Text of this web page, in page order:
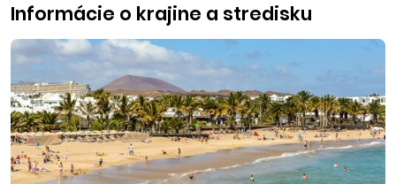
Informácie o krajine a stredisku